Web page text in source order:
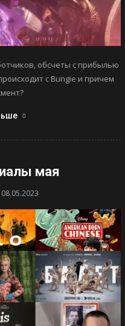
обсчеты с прибылью
с Bungie и причем
мая
08.05.2023